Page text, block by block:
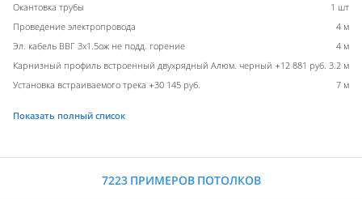
Окантовка трубы
1 шт
Проведение электропровода
4 м
Эл. кабель ВВГ 3х1.5ож не подд. горение
4 м
Карнизный профиль встроенный двухрядный Алюм. черный +12 881 руб. 3.2 м
Установка встраиваемого трека +30 145 руб.
7 м
Показать полный список
7223 ПРИМЕРОВ ПОТОЛКОВ